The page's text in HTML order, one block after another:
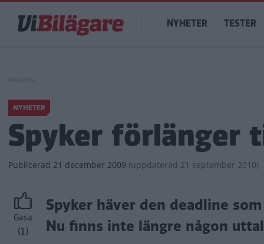
huvudinnehåll
Main
navigation
NYHETER TESTER
NYHETER
Spyker förlänger
Publicerad 21 december 2009 (uppdaterad 21 september 2010)
Gasa
(1)
Spyker häver den deadline
Nu finns inte längre någon